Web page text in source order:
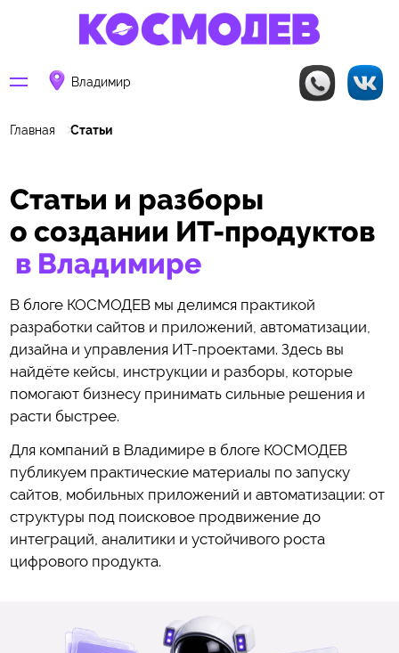
Владимир
Главная Статьи
Статьи и разборы
о создании ИТ-продуктов
в Владимире
В блоге КОСМОДЕВ мы делимся практикой
разработки сайтов и приложений, автоматизации,
дизайна и управления ИТ-проектами. Здесь вы
найдёте кейсы, инструкции и разборы, которые
помогают бизнесу принимать сильные решения и
расти быстрее.
Для компаний в Владимире в блоге КОСМОДЕВ
публикуем практические материалы по запуску
сайтов, мобильных приложений и автоматизации: от
структуры под поисковое продвижение до
интеграций, аналитики и устойчивого роста
цифрового продукта.